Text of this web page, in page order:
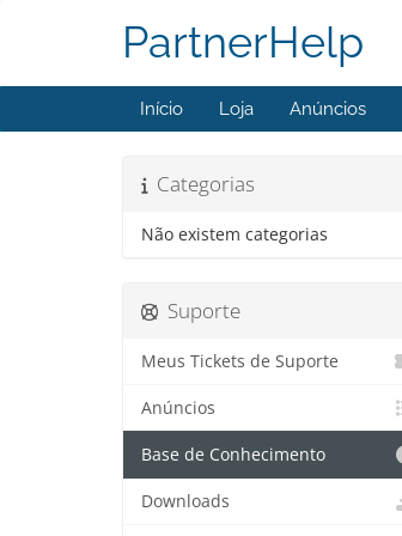
PartnerHelp
Início Loja Anúncios
Categorias
Não existem categorias
Suporte
Meus Tickets de Suporte
Anúncios
Base de Conhecimento
Downloads